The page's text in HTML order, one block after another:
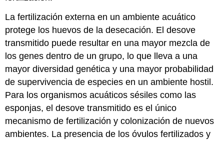
La fertilización externa en un ambiente acuático
protege los huevos de la desecación. El desove
transmitido puede resultar en una mayor mezcla de
los genes dentro de un grupo, lo que lleva a una
mayor diversidad genética y una mayor probabilidad
de supervivencia de especies en un ambiente hostil.
Para los organismos acuáticos sésiles como las
esponjas, el desove transmitido es el único
mecanismo de fertilización y colonización de nuevos
ambientes. La presencia de los óvulos fertilizados y